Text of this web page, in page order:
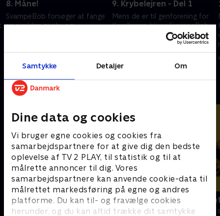
Samtykke Detaljer Om
Dine data og cookies
Vi bruger egne cookies og cookies fra
samarbejdspartnere for at give dig den bedste
oplevelse af TV 2 PLAY, til statistik og til at
målrette annoncer til dig. Vores
samarbejdspartnere kan anvende cookie-data til
målrettet markedsføring på egne og andres
platforme. Du kan til- og fravælge cookies
herunder, og du kan altid trække dit samtykke
8. Måne!
SvampeBob forsøger at fange
en sjælden gople, og
9. Krybelejren - Del 1
Mens de er til genforening for
Korallejren, bliver SvampeBob
og holdet forfulgt af en
Andre så også
F for får
Børneserier • 5 sæsoner
Spørg
Børneserier • 1